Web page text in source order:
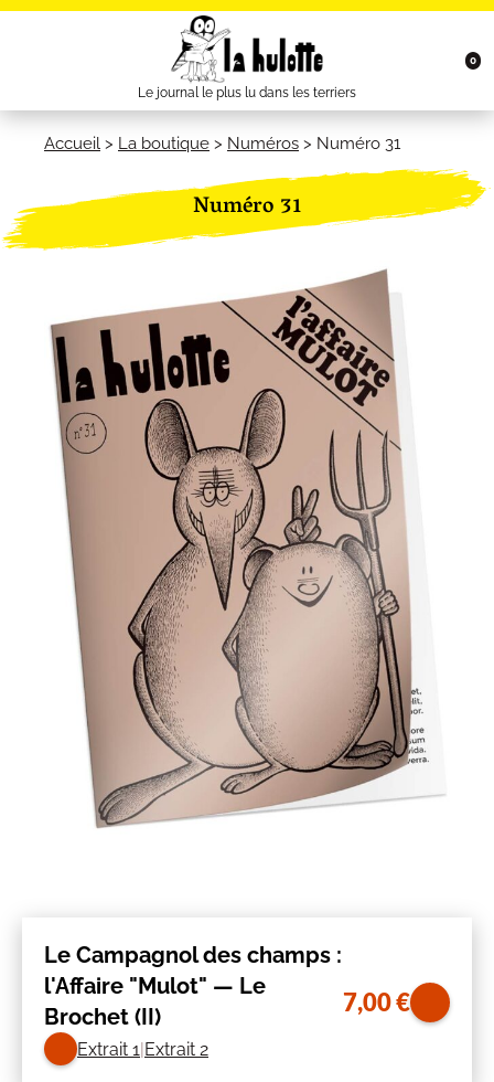
Le journal le plus lu dans les terriers
0
Accueil > La boutique > Numéros > Numéro 31
Numéro 31
Le Campagnol des champs :
l'Affaire "Mulot" — Le
Brochet (II)
Extrait 1 Extrait 2
7,00€